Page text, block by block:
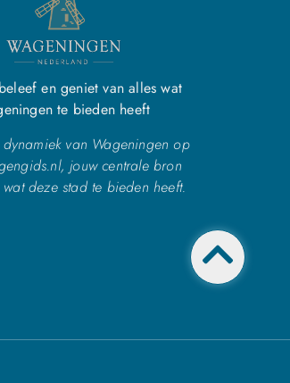
en geniet van alles wat
te bieden heeft
van Wageningen op
jouw centrale bron
deze stad te bieden heeft.